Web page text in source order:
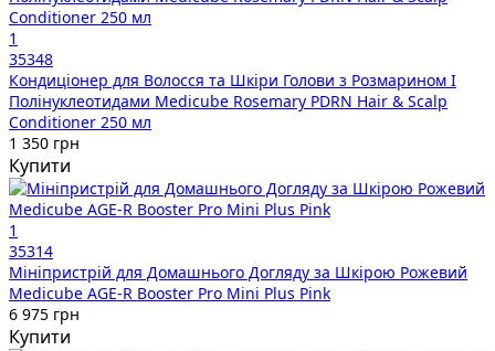
1
35348
Кондиціонер для Волосся та Шкіри Голови з Розмарином І
Полінуклеотидами Medicube Rosemary PDRN Hair & Scalp
Conditioner 250 мл
1 350 грн
Купити
1
35314
Мініпристрій для Домашнього Догляду за Шкірою Рожевий
Medicube AGE-R Booster Pro Mini Plus Pink
6 975 грн
Купити